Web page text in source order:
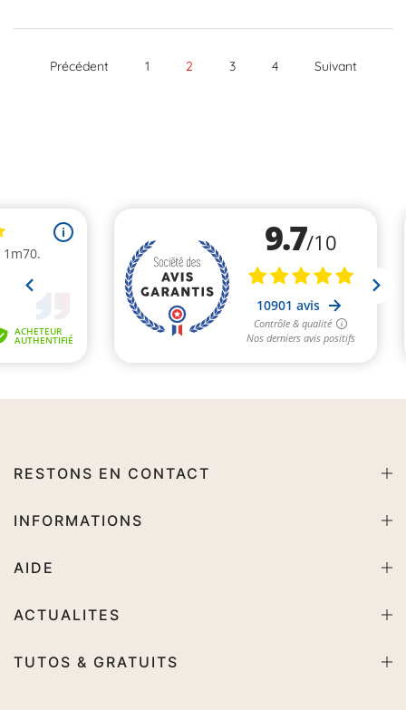
Précédent 1 2 3 4 Suivant
RESTONS EN CONTACT
INFORMATIONS
AIDE
ACTUALITES
TUTOS & GRATUITS